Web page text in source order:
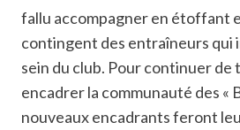
fallu accompagner en étoffant
contingent des entraîneurs qui
sein du club. Pour continuer de
encadrer la communauté des «
nouveaux encadrants feront